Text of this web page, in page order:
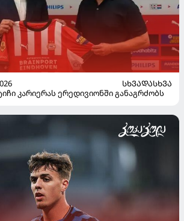
ᲡᲮᲕᲐᲓᲐᲡᲮᲕᲐ
კარიერას ერედივიონში განაგრძობს